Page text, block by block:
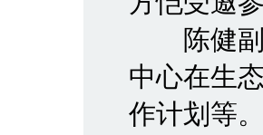
陈健副
中心在生
作计划等